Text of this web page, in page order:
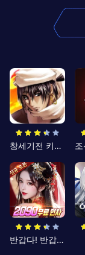
창세기전 키우기
반갑다! 반갑삼국지